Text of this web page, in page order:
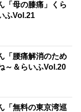
「母の膝痛」くら
ふVol.21
「腰痛解消のため
～＆らいふVol.20
「無料の東京湾巡